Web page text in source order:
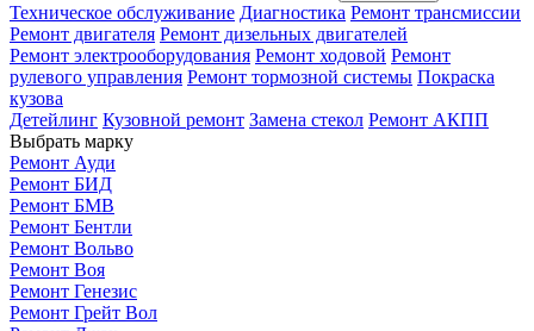
Техническое обслуживание Диагностика Ремонт трансмиссии
Ремонт двигателя Ремонт дизельных двигателей
Ремонт электрооборудования Ремонт ходовой Ремонт
рулевого управления Ремонт тормозной системы Покраска
кузова
Детейлинг Кузовной ремонт Замена стекол Ремонт АКПП
Выбрать марку
Ремонт Ауди
Ремонт БИД
Ремонт БМВ
Ремонт Бентли
Ремонт Вольво
Ремонт Воя
Ремонт Генезис
Ремонт Грейт Вол